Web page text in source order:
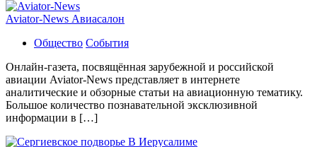
Aviator-News Авиасалон
Общество События
Онлайн-газета, посвящённая зарубежной и российской
авиации Aviator-News представляет в интернете
аналитические и обзорные статьи на авиационную тематику.
Большое количество познавательной эксклюзивной
информации в […]